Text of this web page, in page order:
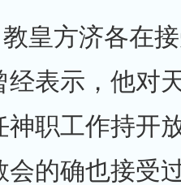
皇方济各在
经表示，他对
神职工作持开
会的确也接受